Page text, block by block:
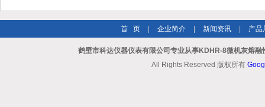
首 页 企业简介 新闻资讯 产品
鹤壁市科达仪器仪表有限公司专业从事KDHR-8微机灰熔
All Rights Reserved 版权所有